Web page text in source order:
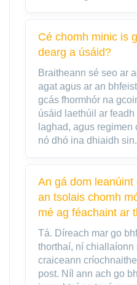
Cé chomh minic is
dearg a úsáid?
Braitheann sé seo ar
agat agus ar an
gcás fhormhór na
úsáid laethúil ar
laghad, agus
nó dhó ina dhiaidh sin.
An gá dom
an tsolais chomh
mé ag féachaint ar
Tá. Díreach mar go
thorthaí, ní
craiceann
post. Níl ann ach go